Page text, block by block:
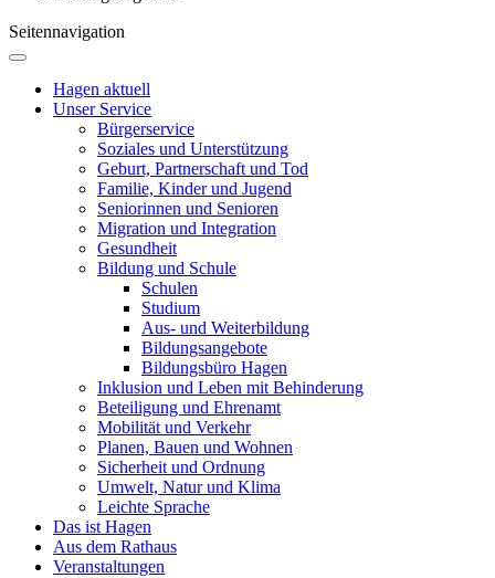
Seitennavigation
Hagen aktuell
Unser Service
Bürgerservice
Soziales und Unterstützung
Geburt, Partnerschaft und Tod
Familie, Kinder und Jugend
Seniorinnen und Senioren
Migration und Integration
Gesundheit
Bildung und Schule
Schulen
Studium
Aus- und Weiterbildung
Bildungsangebote
Bildungsbüro Hagen
Inklusion und Leben mit Behinderung
Beteiligung und Ehrenamt
Mobilität und Verkehr
Planen, Bauen und Wohnen
Sicherheit und Ordnung
Umwelt, Natur und Klima
Leichte Sprache
Das ist Hagen
Aus dem Rathaus
Veranstaltungen